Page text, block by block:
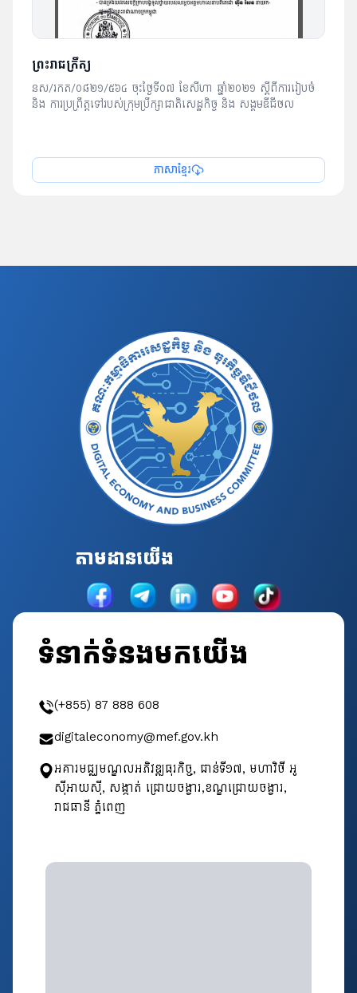
ព្រះរាជក្រឹត្យ
នស/រកត/០៨២១/៥៦៤ ចុះថ្ងៃទី០៧ ខែសីហា ឆ្នាំ២០២១ ស្តីពីការរៀបចំ
និង ការប្រព្រឹត្តទៅរបស់ក្រុមប្រឹក្សាជាតិសេដ្ឋកិច្ច និង សង្គមឌីជីថល
ភាសាខ្មែរ
តាមដានយើង
ទំនាក់ទំនងមកយើង
(+855) 87 888 608
digitaleconomy@mef.gov.kh
អគារមជ្ឈមណ្ឌលអភិវឌ្ឍធុរកិច្ច, ជាន់ទី​១៧, មហាវិថី អូ
ស៊ីអាយស៊ី, សង្កាត់ ជ្រោយចង្វារ,ខណ្ឌជ្រោយចង្វារ,
រាជធានី ភ្នំពេញ